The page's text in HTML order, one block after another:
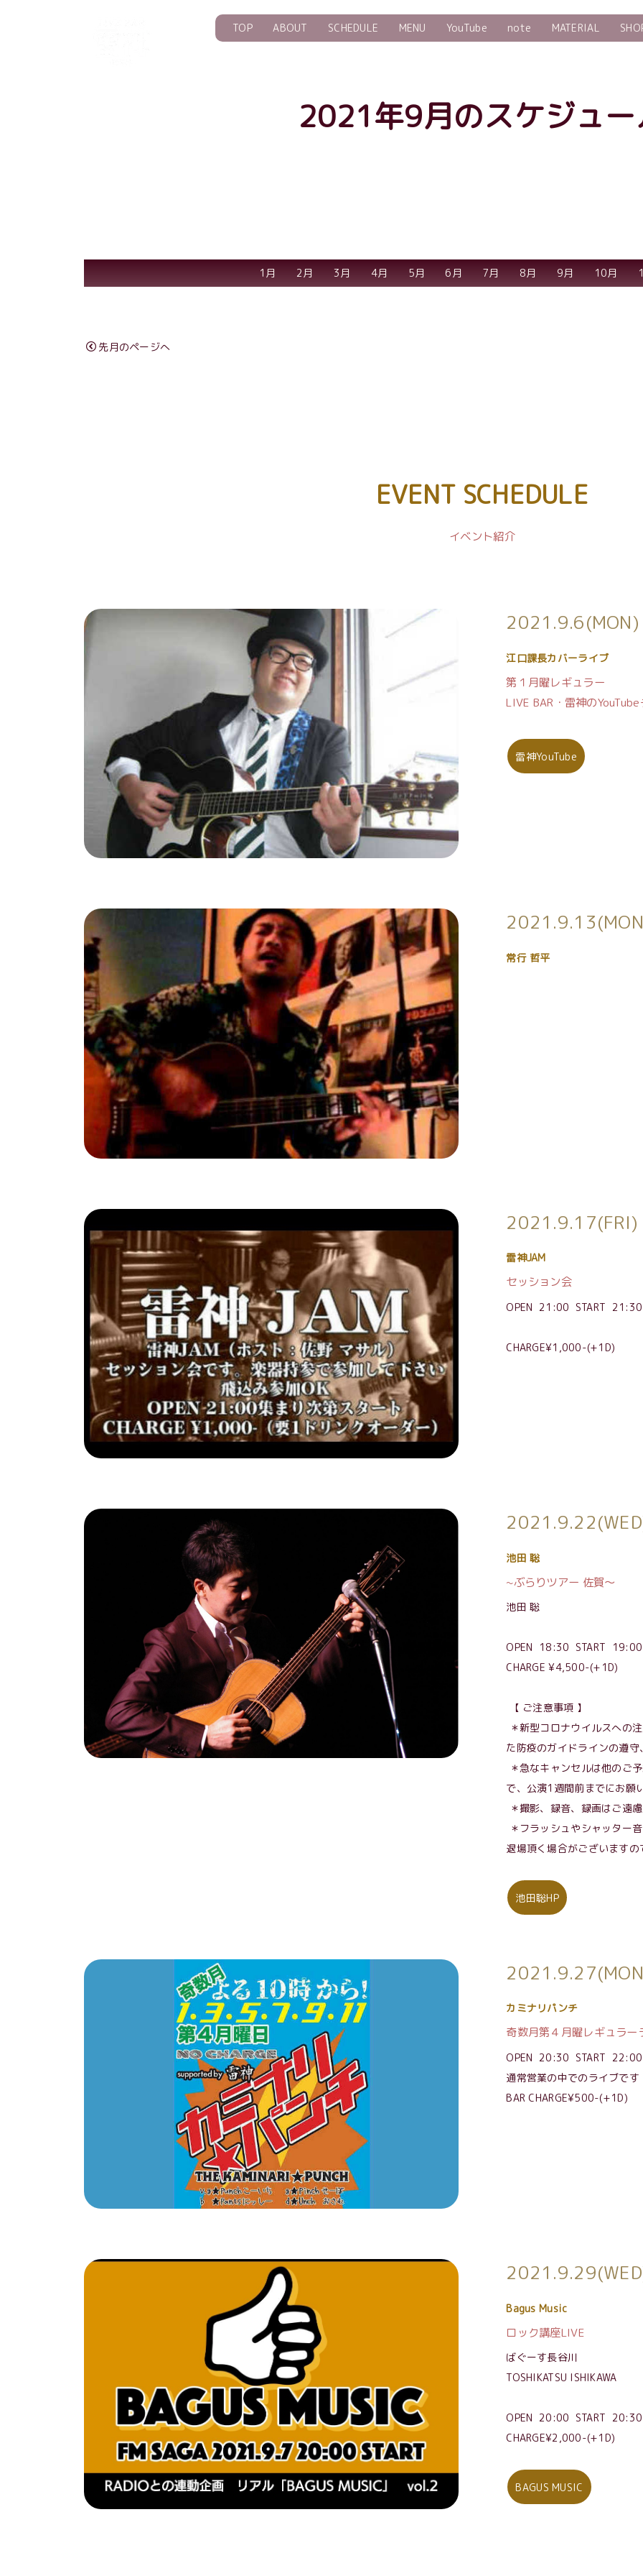
TOP ABOUT SCHEDULE MENU YouTube note MATERIAL
2021年9月のスケジュ
1月 2月 3月 4月 5月 6月 7月 8月 9月 10月
先月のページへ
EVENT SCHEDULE
イベント紹介
江口課長カバーライブ
第１月曜レギュラー
LIVE BAR・雷神の
雷神YouTube
常行 哲平
2021.9.17(FRI)
雷神JAM
セッション会
OPEN 21:00 START 21:30
CHARGE¥1,000-(+1D)
池田 聡
~ぶらりツアー 佐賀〜
池田 聡
OPEN 18:30 START 19:00
CHARGE ¥4,500-(+1D)
【 ご注意事項 】
＊新型コロナウイルスへの
た防疫のガイドラインの遵
＊急なキャンセルは他のご
で、公演1週間前までにお願
＊撮影、録音、録画はご遠
＊フラッシュやシャッター
退場頂く場合がございます
池田聡HP
カミナリパンチ
奇数月第４月曜レギュラー
OPEN 20:30 START 22:00
通常営業の中でのライブです
BAR CHARGE¥500-(+1D)
Bagus Music
ロック講座LIVE
ばぐーす長谷川
TOSHIKATSU ISHIKAWA
OPEN 20:00 START 20:30
CHARGE¥2,000-(+1D)
BAGUS MUSIC